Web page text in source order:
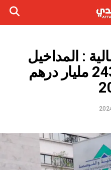
: المداخيل
الضريبة بلغت 243,75 مليار درهم